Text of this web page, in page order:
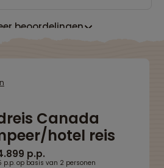
beoordelingen
Canada
hotel reis
p.p.
p.p. op basis van 2 personen